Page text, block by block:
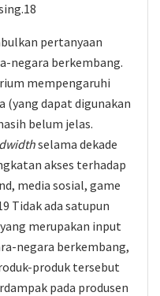
pertanyaan
negara berkembang.
mempengaruhi
(yang dapat digunakan
belum jelas.
selama dekade
akses terhadap
media sosial, game
Tidak ada satupun
merupakan input
negara berkembang,
produk tersebut
pada produsen